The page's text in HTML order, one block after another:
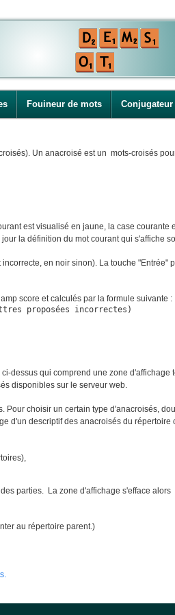
Fouineur de mots Conjugateur
Un anacroisé est un mots-croisés
est visualisé en jaune, la case courante
la définition du mot courant qui s'affiche
en noir sinon). La touche "Entrée"
score et calculés par la formule suivante :
proposées incorrectes)
dessus qui comprend une zone
disponibles sur le serveur web.
choisir un certain type d'anacroisés,
d'un descriptif des anacroisés du
parties. La zone d'affichage s'efface
au répertoire parent.)